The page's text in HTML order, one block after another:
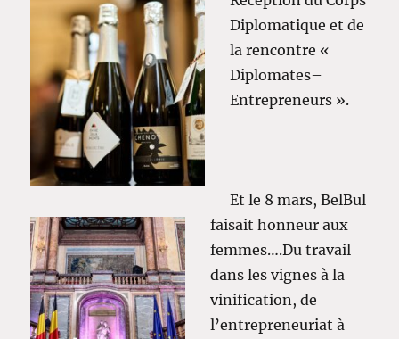
Diplomatique et de
la rencontre «
Diplomates–
Entrepreneurs ».
Et le 8 mars, BelBul
faisait honneur aux
femmes….Du travail
dans les vignes à la
vinification, de
l’entrepreneuriat à